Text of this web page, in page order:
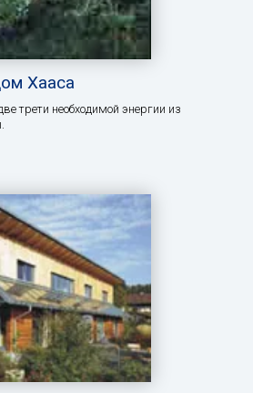
Хааса
трети необходимой энергии из